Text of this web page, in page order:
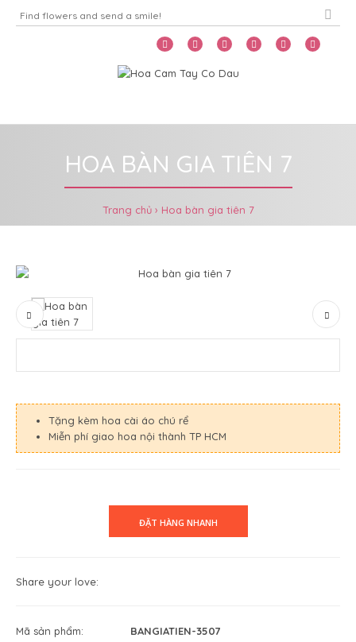
HOA BÀN GIA TIÊN 7
Trang chủ Hoa bàn gia tiên 7
Tặng kèm hoa cài áo chú rể
Miễn phí giao hoa nội thành TP HCM
Share your love:
Mã sản phẩm: BANGIATIEN-3507